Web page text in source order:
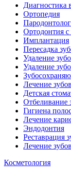
Диагностика
Ортопедия
Ортодонтия
Имплантация
Пересадка
Удаление
Удаление
Лечение
Детская
Отбеливание
Гигиена
Лечение
Эндодонтия
Реставрация
Лечение
Косметология